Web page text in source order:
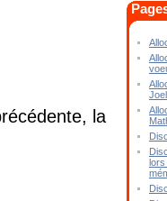
la
lors